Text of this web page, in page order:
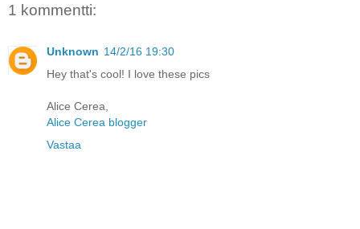
1 kommentti:
Unknown 14/2/16 19:30
Hey that's cool! I love these pics
Alice Cerea,
Alice Cerea blogger
Vastaa